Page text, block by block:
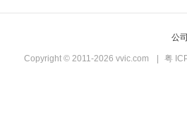
公
Copyright © 2011-2026 vvic.com 粤